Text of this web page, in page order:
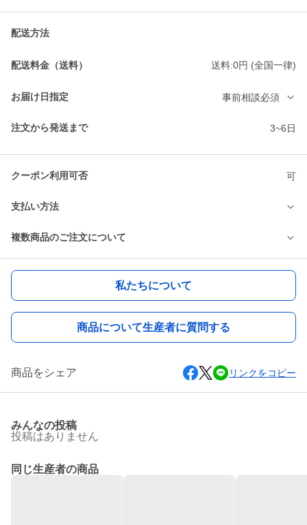
配送方法
配送料金（送料） 送料:0円 (全国一律)
お届け日指定 事前相談必須
注文から発送まで 3~6日
クーポン利用可否 可
支払い方法
複数商品のご注文について
私たちについて
商品について生産者に質問する
商品をシェア リンクをコピー
みんなの投稿
投稿はありません
同じ生産者の商品